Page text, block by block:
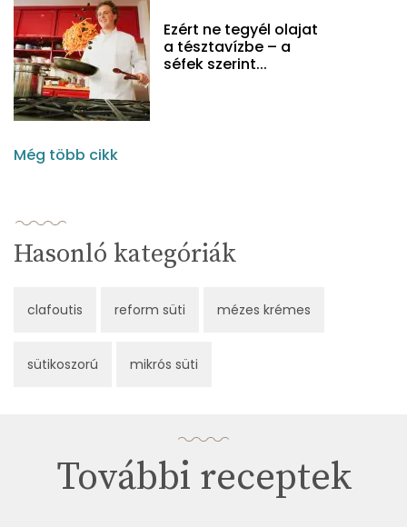
Ezért ne tegyél olajat
a tésztavízbe – a
séfek szerint...
Még több cikk
Hasonló kategóriák
clafoutis reform süti mézes krémes
sütikoszorú mikrós süti
További receptek